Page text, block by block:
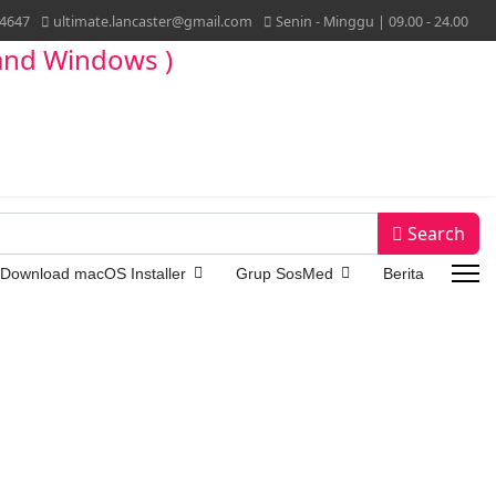
ultimate.lancaster@gmail.com Senin - Minggu | 09.00 - 24.00
macOS Installer Grup SosMed Berita
Search